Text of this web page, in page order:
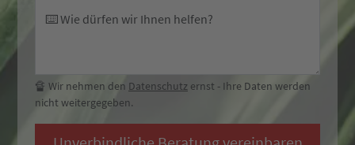
⌨️ Wie dürfen wir Ihnen helfen?
🔏 Wir nehmen den Datenschutz ernst - Ihre Daten werden
nicht weitergegeben.